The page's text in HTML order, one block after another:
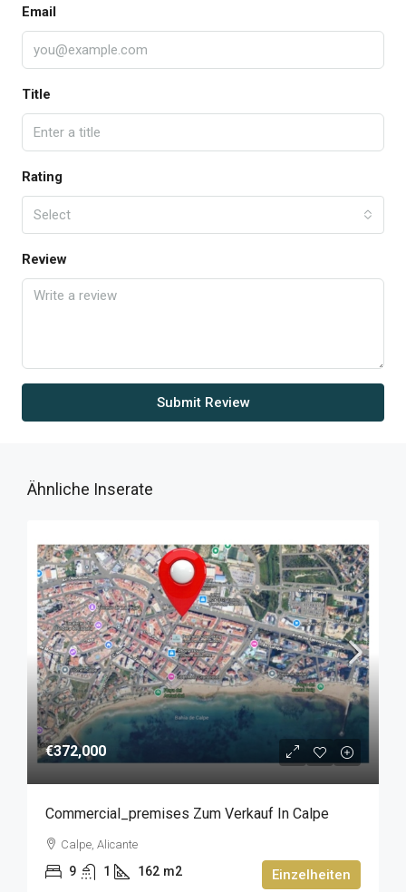
Email
Title
Rating
Select
Review
Submit Review
Ähnliche Inserate
€372,000
Commercial_premises Zum Verkauf In Calpe
Calpe, Alicante
9 1 162 m2 Einzelheiten